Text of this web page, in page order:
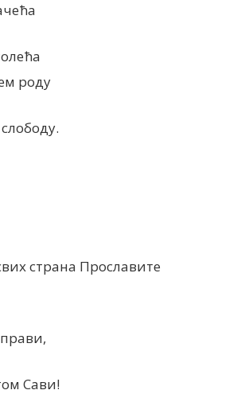
роду
страна Прославите
Сави!